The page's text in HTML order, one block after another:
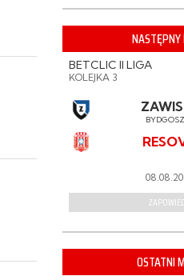
NASTĘPNY
BETCLIC II LIGA
KOLEJKA 3
OSTATNI